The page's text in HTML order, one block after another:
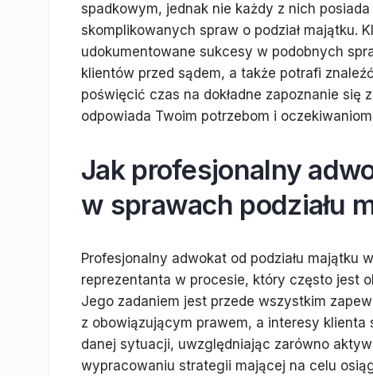
spadkowym, jednak nie każdy z nich
skomplikowanych spraw o podział majątku.
udokumentowane sukcesy w podobnych
klientów przed sądem, a także potrafi
poświęcić czas na dokładne zapoznanie
odpowiada Twoim potrzebom i
Jak profesjonalny
w sprawach podziału
Profesjonalny adwokat od podziału majątku
reprezentanta w procesie, który często jest
Jego zadaniem jest przede wszystkim
z obowiązującym prawem, a interesy klienta
danej sytuacji, uwzględniając zarówno
wypracowaniu strategii mającej na celu